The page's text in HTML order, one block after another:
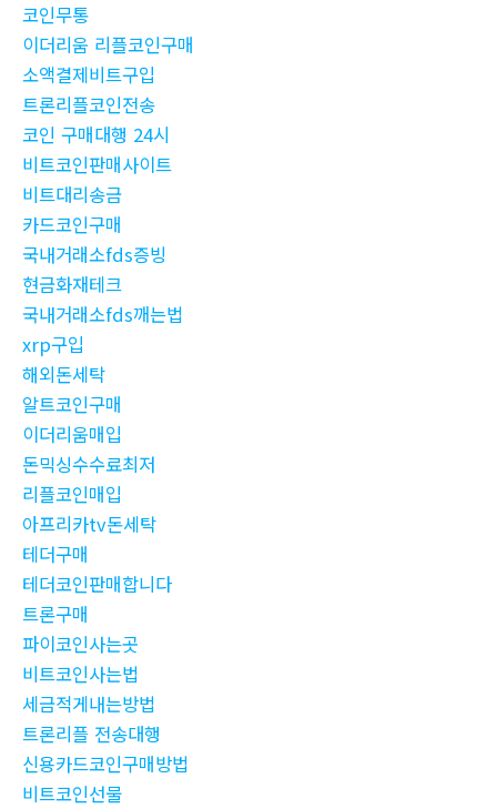
코인무통
이더리움 리플코인구매
소액결제비트구입
트론리플코인전송
코인 구매대행 24시
비트코인판매사이트
비트대리송금
카드코인구매
국내거래소fds증빙
현금화재테크
국내거래소fds깨는법
xrp구입
해외돈세탁
알트코인구매
이더리움매입
돈믹싱수수료최저
리플코인매입
아프리카tv돈세탁
테더구매
테더코인판매합니다
트론구매
파이코인사는곳
비트코인사는법
세금적게내는방법
트론리플 전송대행
신용카드코인구매방법
비트코인선물